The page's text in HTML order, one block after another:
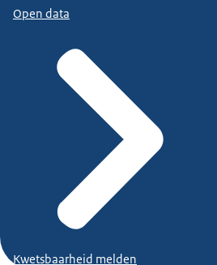
Open data
Kwetsbaarheid melden